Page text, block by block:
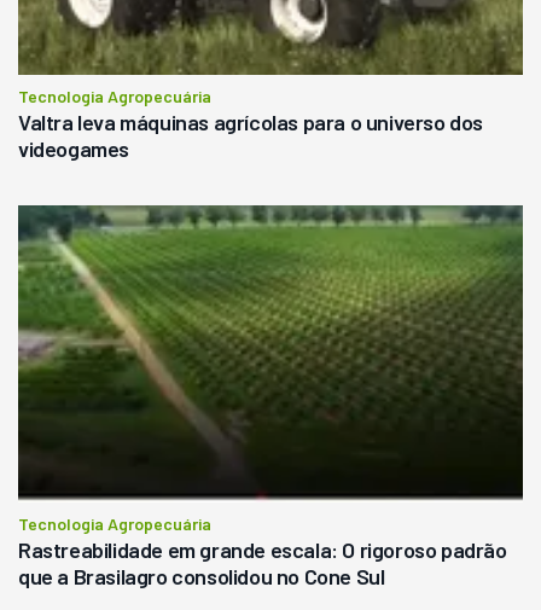
Tecnologia Agropecuária
Valtra leva máquinas agrícolas para o universo dos
videogames
Tecnologia Agropecuária
Rastreabilidade em grande escala: O rigoroso padrão
que a Brasilagro consolidou no Cone Sul